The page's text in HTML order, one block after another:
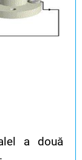
a două